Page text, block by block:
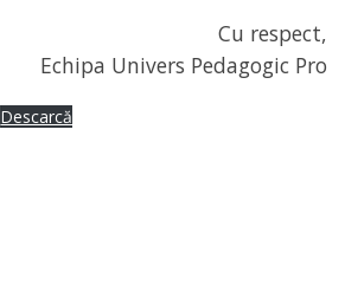
Cu respect,
Echipa Univers Pedagogic Pro
Descarcă